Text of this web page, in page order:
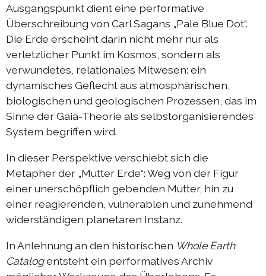
Ausgangspunkt dient eine performative
Überschreibung von Carl Sagans „Pale Blue Dot“.
Die Erde erscheint darin nicht mehr nur als
verletzlicher Punkt im Kosmos, sondern als
verwundetes, relationales Mitwesen: ein
dynamisches Geflecht aus atmosphärischen,
biologischen und geologischen Prozessen, das im
Sinne der Gaia-Theorie als selbstorganisierendes
System begriffen wird.
In dieser Perspektive verschiebt sich die
Metapher der „Mutter Erde“: Weg von der Figur
einer unerschöpflich gebenden Mutter, hin zu
einer reagierenden, vulnerablen und zunehmend
widerständigen planetaren Instanz.
In Anlehnung an den historischen Whole Earth
Catalogentsteht ein performatives Archiv